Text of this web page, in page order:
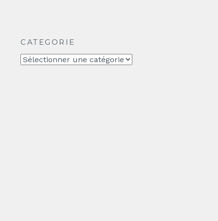
CATEGORIE
CATEGORIE